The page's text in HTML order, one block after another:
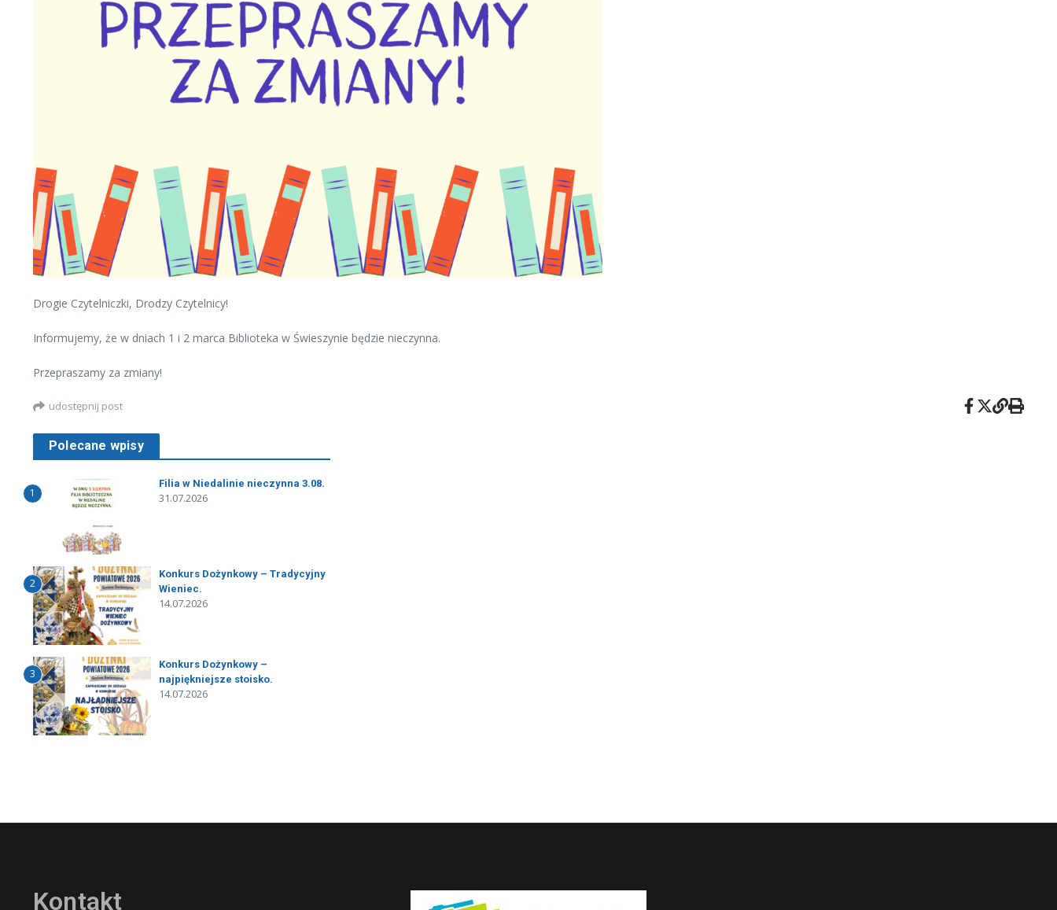
Drogie Czytelniczki, Drodzy Czytelnicy!
Informujemy, że w dniach 1 i 2 marca Biblioteka w Świeszynie będzie nieczynna.
Przepraszamy za zmiany!
udostępnij post
Polecane wpisy
1
Filia w Niedalinie nieczynna 3.08.
31.07.2026
2
Konkurs Dożynkowy – Tradycyjny
Wieniec.
14.07.2026
3
Konkurs Dożynkowy –
najpiękniejsze stoisko.
14.07.2026
Kontakt